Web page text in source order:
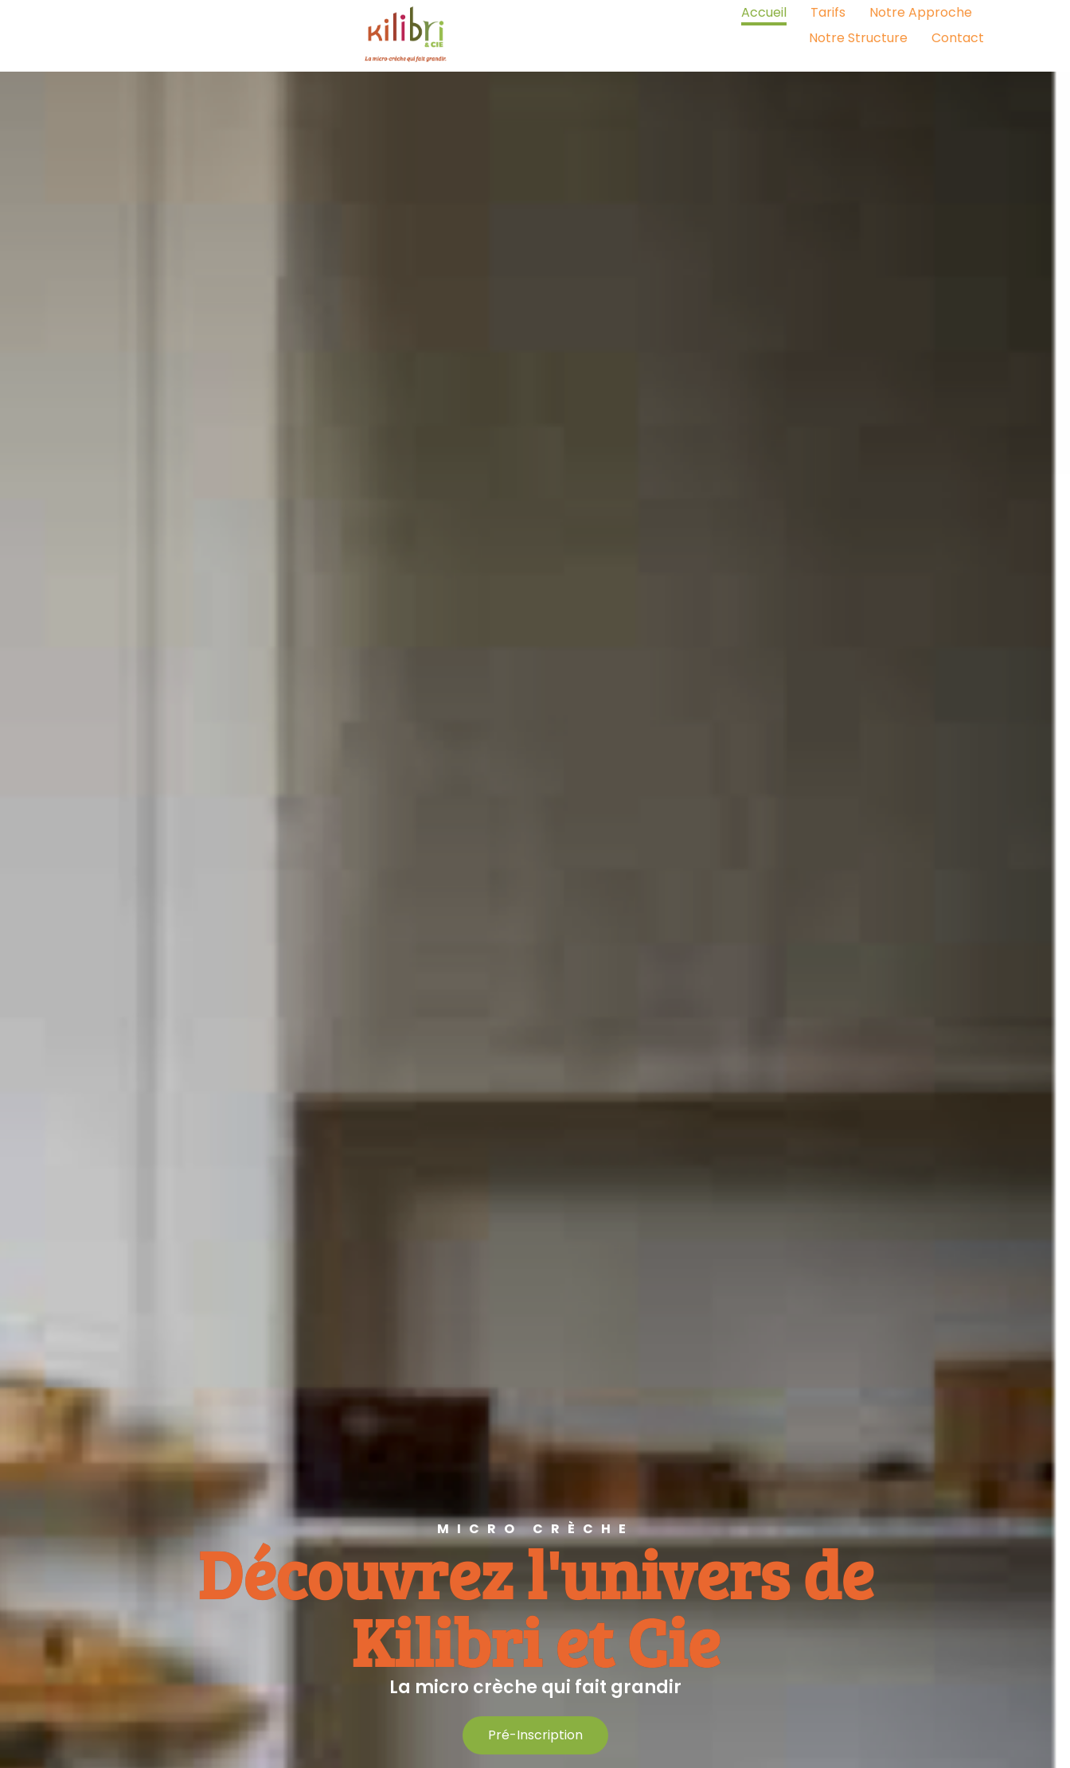
Accueil Tarifs
Notre Approche
Notre Structure
Contact
MICRO CRÈCHE
Découvrez l'univers de
Kilibri et Cie
La micro crèche qui fait grandir
Pré-Inscription